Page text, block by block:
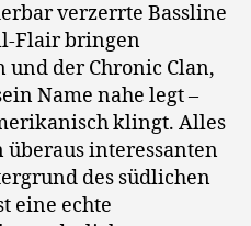
verzerrte Bassline
Flair bringen
und der Chronic Clan,
Name nahe legt –
klingt. Alles
interessanten
des südlichen
eine echte